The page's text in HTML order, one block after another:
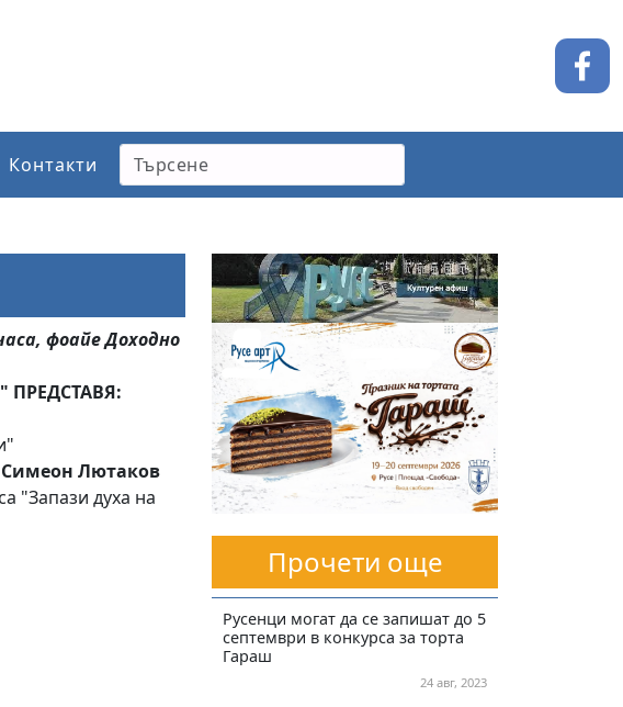
Контакти
фоайе Доходно
ПРЕДСТАВЯ:
Симеон Лютаков
"Запази духа на
Прочети още
Русенци могат да се запишат до 5
септември в конкурса за торта
Гараш
24 авг, 2023